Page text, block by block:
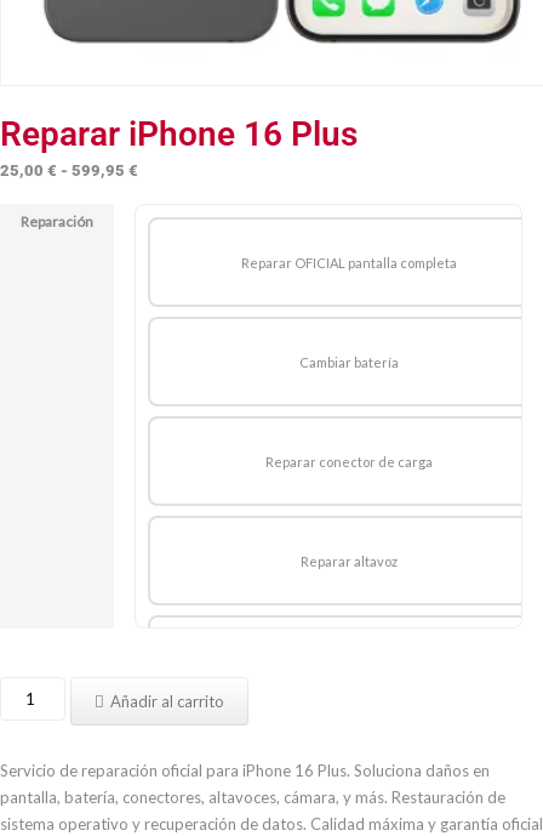
Reparar iPhone 16 Plus
25,00 € - 599,95 €
precios:
hasta
Reparación
Reparar OFICIAL pantalla completa
Cambiar batería
Reparar conector de carga
Reparar altavoz
Reparar
Plus
cantidad
Añadir al carrito
Servicio de reparación oficial para iPhone 16 Plus. Soluciona daños en
pantalla, batería, conectores, altavoces, cámara, y más. Restauración de
sistema operativo y recuperación de datos. Calidad máxima y garantía oficial